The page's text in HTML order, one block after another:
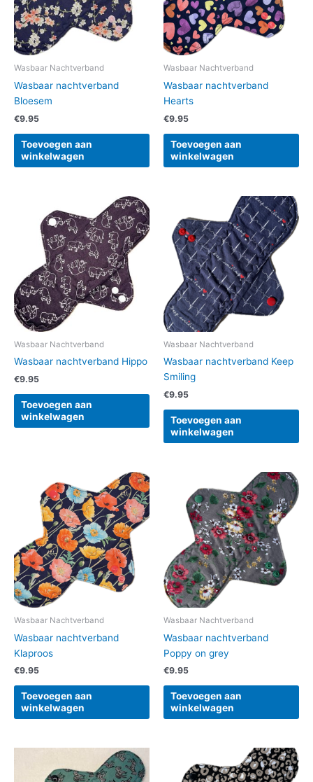
Wasbaar Nachtverband
Wasbaar nachtverband
Bloesem
€9.95
Toevoegen aan
winkelwagen
Wasbaar Nachtverband
Wasbaar nachtverband
Hearts
€9.95
Toevoegen aan
winkelwagen
Wasbaar Nachtverband
Wasbaar nachtverband Hippo
€9.95
Toevoegen aan
winkelwagen
Wasbaar Nachtverband
Wasbaar nachtverband Keep
Smiling
€9.95
Toevoegen aan
winkelwagen
Wasbaar Nachtverband
Wasbaar nachtverband
Klaproos
€9.95
Toevoegen aan
winkelwagen
Wasbaar Nachtverband
Wasbaar nachtverband
Poppy on grey
€9.95
Toevoegen aan
winkelwagen